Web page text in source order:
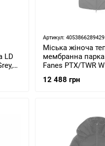
LD
Артикул: 4053866289429
Міська жіноча
мембранна
Fanes PTX/TWR
027238.6368-40/34)
12 488 грн